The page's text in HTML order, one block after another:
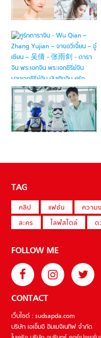
TAG
คลิป แฟชั่น ความ
ละคร
ไลฟ์สไตล์ ด
FOLLOW ME
CONTACT
เว็บไซต์ : sudsapda.com
บริษัท เอเอ็มอี อิมเมจิเนทีฟ จำกัด